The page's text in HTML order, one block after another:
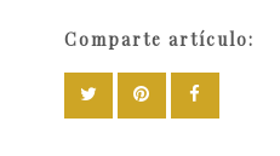
Comparte artículo: